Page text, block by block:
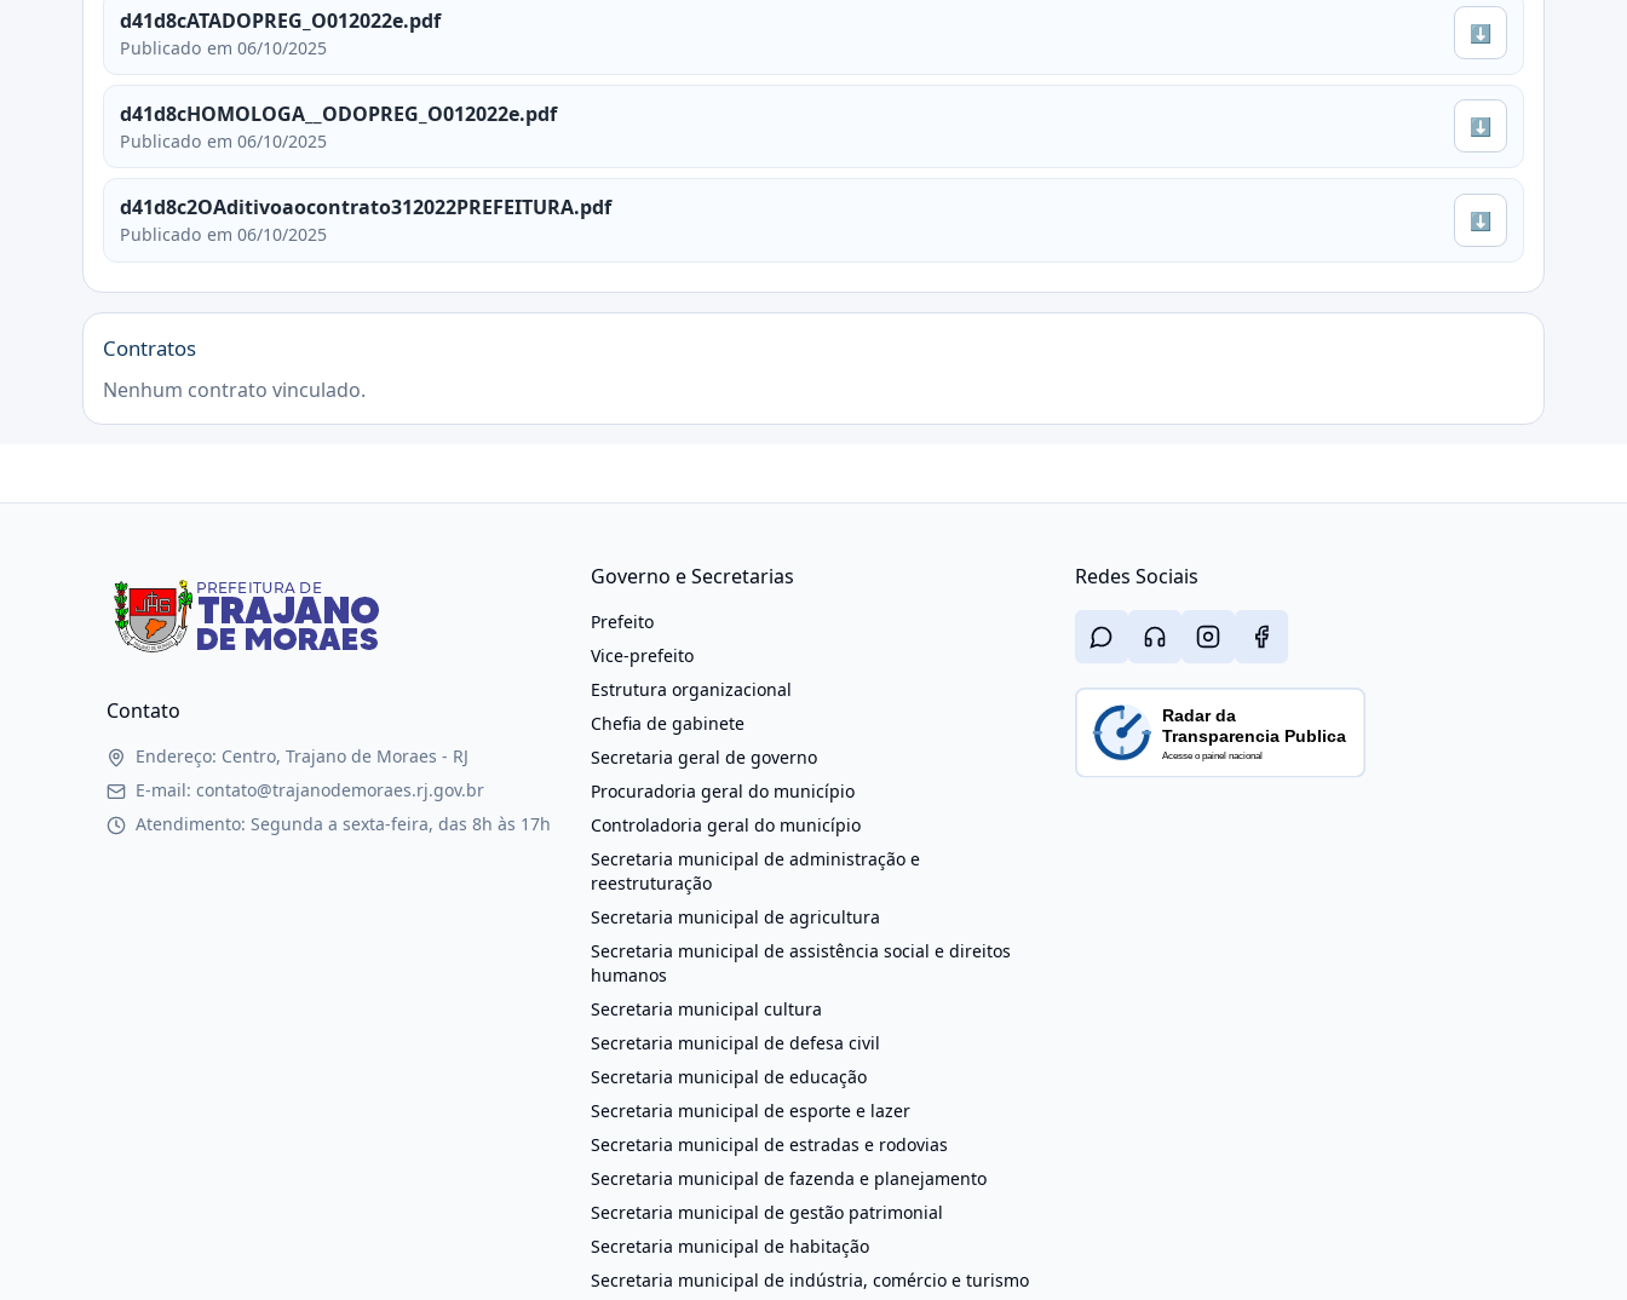
d41d8cATADOPREG_O012022e.pdf
Publicado em 06/10/2025
⬇
d41d8cHOMOLOGA__ODOPREG_O012022e.pdf
Publicado em 06/10/2025
⬇
d41d8c2OAditivoaocontrato312022PREFEITURA.pdf
Publicado em 06/10/2025
⬇
Contratos
Nenhum contrato vinculado.
Contato
Endereço: Centro, Trajano de Moraes - RJ
E-mail: contato@trajanodemoraes.rj.gov.br
Atendimento: Segunda a sexta-feira, das 8h às 17h
Governo e Secretarias
Prefeito
Vice-prefeito
Estrutura organizacional
Chefia de gabinete
Secretaria geral de governo
Procuradoria geral do município
Controladoria geral do município
Secretaria municipal de administração e
reestruturação
Secretaria municipal de agricultura
Secretaria municipal de assistência social e direitos
humanos
Secretaria municipal cultura
Secretaria municipal de defesa civil
Secretaria municipal de educação
Secretaria municipal de esporte e lazer
Secretaria municipal de estradas e rodovias
Secretaria municipal de fazenda e planejamento
Secretaria municipal de gestão patrimonial
Secretaria municipal de habitação
Secretaria municipal de indústria, comércio e turismo
Redes Sociais